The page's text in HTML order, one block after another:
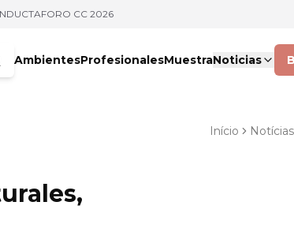
FORO CC 2026
AmbientesProfesionalesMuestraNoticias
Início Notícias